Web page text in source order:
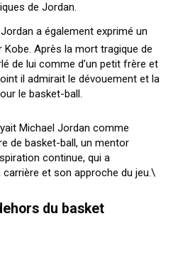
de Jordan.
a également exprimé un
Kobe. Après la mort tragique de
de lui comme d’un petit frère et
il admirait le dévouement et la
le basket-ball.
Michael Jordan comme
de basket-ball, un mentor
continue, qui a
et son approche du jeu.\
du basket